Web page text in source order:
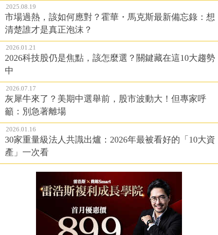
2025.08.19
市場過熱，該如何應對？霍華・馬克斯最新備忘錄：想
清楚誰才是真正泡沫？
2026.01.21
2026科技股仍是焦點，該怎麼選？關鍵藏在這10大趨勢
中
2026.07.17
灰犀牛來了？美期中選舉前，股市波動大！但專家呼
籲：別急著離場
2026.01.16
30家重量級法人共識出爐：2026年最被看好的「10大資
產」一次看